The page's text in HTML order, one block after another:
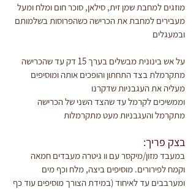
מוזגים למחבת שמן זית, סילאן, סוכר חום ומלח ומעל
מעבירים למחבת את הכרישה כשהפרוסות בשלמותם
ובמעגלים
על אש בינונית מבשלים בערך 15 דק עד שהכרישה
מתקרמלת בצד התחתון והופכים אותה ומוסיפים
מעליה את העגבניות שדקרנו
וממשיכים לקרמל עד שהצד השני של הכרישה
מתקרמל והעגבניות מעט מתקרמלות
בצק פריך:
במעבד מזון/מיקסר עם וו גיטרה מעבדים חמאה
וקמח לפירורים. מוסיפים ביצה, מלח וכף מים
ומערבבים עד לאיחוד (במידת הצורך מוסיפים עוד כף